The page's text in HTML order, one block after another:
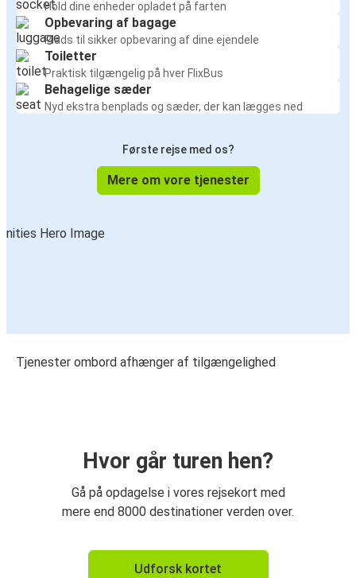
Hold dine enheder opladet på farten
Opbevaring af bagage
Plads til sikker opbevaring af dine ejendele
Toiletter
Praktisk tilgængelig på hver FlixBus
Behagelige sæder
Nyd ekstra benplads og sæder, der kan lægges ned
Første rejse med os?
Mere om vore tjenester
Tjenester ombord afhænger af tilgængelighed
Hvor går turen hen?
Gå på opdagelse i vores rejsekort med
mere end 8000 destinationer verden over.
Udforsk kortet